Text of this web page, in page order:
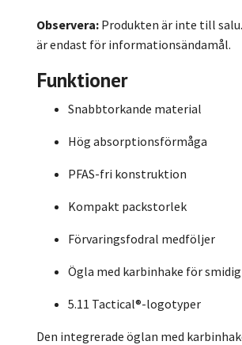
Observera: Produkten är inte till
är endast för informationsändamål.
Funktioner
Snabbtorkande material
Hög absorptionsförmåga
PFAS-fri konstruktion
Kompakt packstorlek
Förvaringsfodral medföljer
Ögla med karbinhake för
5.11 Tactical®-logotyper
Den integrerade öglan med